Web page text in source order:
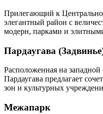
Прилегающий к
элегантный район с
модерн, парками и
Пардаугава
Расположенная на
Пардаугава предлагает
зон и культурных
Межапарк